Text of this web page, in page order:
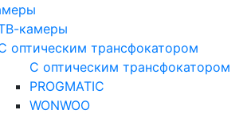
камеры
оптическим трансфокатором
С оптическим трансфокатором
PROGMATIC
WONWOO